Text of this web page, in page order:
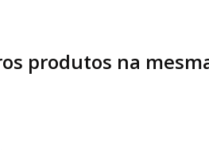
produtos na